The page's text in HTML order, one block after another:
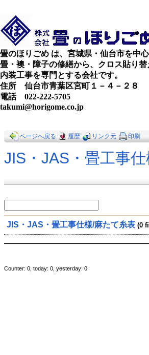
畳のほりごめ は、宮城県・仙台市を中
畳・襖・障子の修繕から、クロス貼り替
内装工事を専門とする会社です。
住所 仙台市青葉区宮町１－４－２８
電話 022-222-5705
takumi@horigome.co.jp
ページへ戻る 履歴 リンク元 印刷
JIS・JAS・畳工事
JIS・JAS・畳工事仕様​/麻たて糸表 (0
Counter: 0, today: 0, yesterday: 0